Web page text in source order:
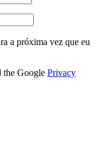
a próxima vez que eu
the Google Privacy